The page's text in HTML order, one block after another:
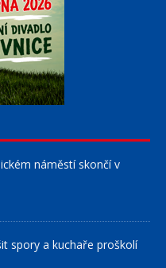
náměstí skončí v
spory a kuchaře proškolí